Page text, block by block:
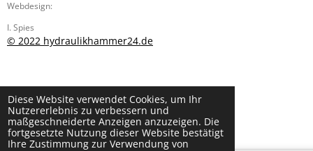
Diese Website verwendet Cookies, um Ihr
Nutzererlebnis zu verbessern und
maßgeschneiderte Anzeigen anzuzeigen. Die
fortgesetzte Nutzung dieser Website bestätigt
Ihre Zustimmung zur Verwendung von
Webdesign:
I. Spies
© 2022 hydraulikhammer24.de